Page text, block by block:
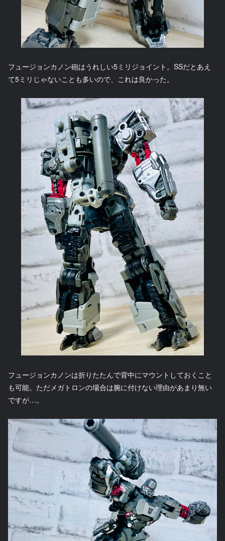
フュージョンカノン砲はうれしい5ミリジョイント。SSだとあえ
て5ミリじゃないことも多いので、これは良かった。
フュージョンカノンは折りたたんで背中にマウントしておくこと
も可能。ただメガトロンの場合は腕に付けない理由があまり無い
ですが…。